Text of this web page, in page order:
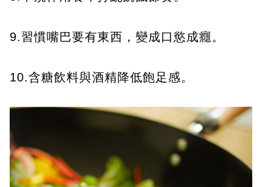
9.習慣嘴巴要有東西，變成口慾成癮。
10.含糖飲料與酒精降低飽足感。